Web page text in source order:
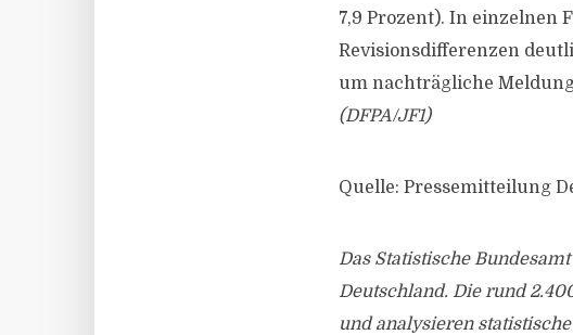
7,9 Prozent). In einzelnen
Revisionsdifferenzen
um nachträgliche
(DFPA/JF1)
Quelle: Pressemitteilung
Das Statistische
Deutschland. Die rund
und analysieren